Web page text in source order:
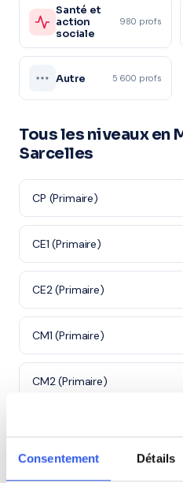
Consentement Détails
Santé et
action
sociale
980 profs
Autre 5 600 profs
Tous les niveaux en
Sarcelles
CP (Primaire)
CE1 (Primaire)
CE2 (Primaire)
CM1 (Primaire)
CM2 (Primaire)